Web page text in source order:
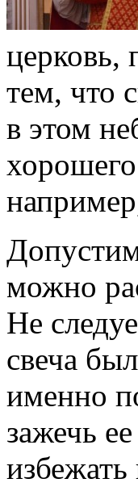
церковь,
тем, что
в этом
можно
Не
свеча
именно
зажечь